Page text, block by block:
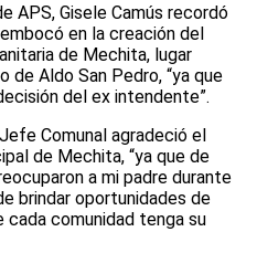
APS, Gisele Camús recordó
en la creación del
de Mechita, lugar
de Aldo San Pedro, “ya que
del ex intendente”.
Comunal agradeció el
de Mechita, “ya que de
a mi padre durante
brindar oportunidades de
cada comunidad tenga su